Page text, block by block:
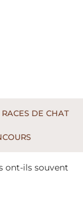
RACES DE CHAT
ont-ils souvent